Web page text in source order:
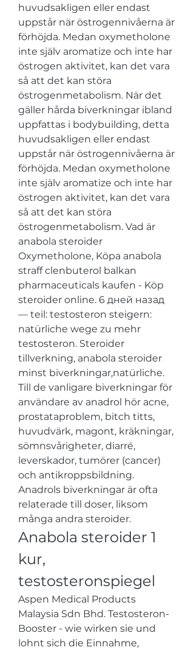
huvudsakligen eller endast
uppstår när östrogennivåerna är
förhöjda. Medan oxymetholone
inte själv aromatize och inte har
östrogen aktivitet, kan det vara
så att det kan störa
östrogenmetabolism. När det
gäller hårda biverkningar ibland
uppfattas i bodybuilding, detta
huvudsakligen eller endast
uppstår när östrogennivåerna är
förhöjda. Medan oxymetholone
inte själv aromatize och inte har
östrogen aktivitet, kan det vara
så att det kan störa
östrogenmetabolism. Vad är
anabola steroider
Oxymetholone, Köpa anabola
straff clenbuterol balkan
pharmaceuticals kaufen - Köp
steroider online. 6 дней назад
— teil: testosteron steigern:
natürliche wege zu mehr
testosteron. Steroider
tillverkning, anabola steroider
minst biverkningar,natürliche.
Till de vanligare biverkningar för
användare av anadrol hör acne,
prostataproblem, bitch titts,
huvudvärk, magont, kräkningar,
sömnsvårigheter, diarré,
leverskador, tumörer (cancer)
och antikroppsbildning.
Anadrols biverkningar är ofta
relaterade till doser, liksom
många andra steroider.
Anabola steroider 1
kur,
testosteronspiegel
Aspen Medical Products
Malaysia Sdn Bhd. Testosteron-
Booster - wie wirken sie und
lohnt sich die Einnahme,